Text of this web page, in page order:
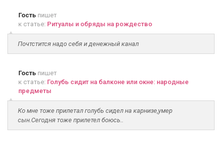
Гость пишет
к статье: Ритуалы и обряды на рождество
Почтстится надо себя и денежный канал
Гость пишет
к статье: Голубь сидит на балконе или окне: народные
предметы
Ко мне тоже прилетал голубь сидел на карнизе,умер
сын.Сегодня тоже прилетел боюсь..